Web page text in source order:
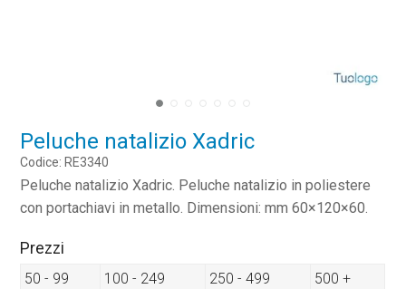
Peluche natalizio Xadric
Codice: RE3340
Peluche natalizio Xadric. Peluche natalizio in poliestere
con portachiavi in metallo. Dimensioni: mm 60×120×60.
Prezzi
50 - 99 100 - 249 250 - 499
500 +